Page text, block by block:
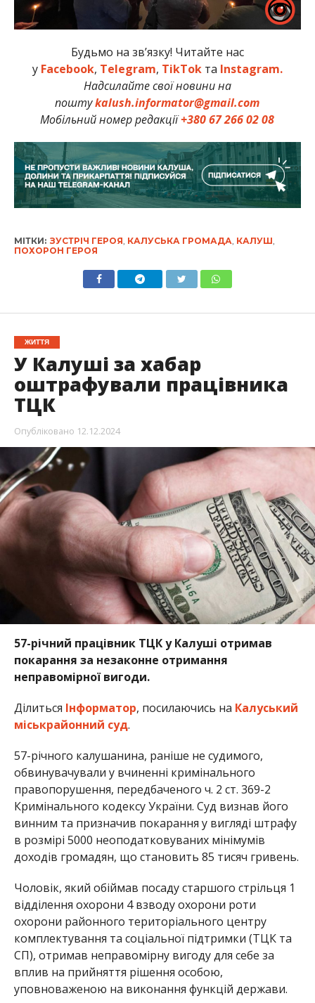
Будьмо на зв’язку! Читайте нас
у Facebook, Telegram, TikTokта Instagram.
Надсилайте свої новини на
поштуkalush.informator@gmail.com
Мобільний номер редакції+380 67 266 02 08
МІТКИ: ЗУСТРІЧ ГЕРОЯ КАЛУСЬКА ГРОМАДА КАЛУШ
ПОХОРОН ГЕРОЯ
ЖИТТЯ
У Калуші за хабар
оштрафували працівника
ТЦК
Опубліковано 12.12.2024
57-річний працівник ТЦК у Калуші отримав
покарання за незаконне отримання
неправомірної вигоди.
Ділиться Інформатор, посилаючись на Калуський
міськрайонний суд.
57-річного калушанина, раніше не судимого,
обвинувачували у вчиненні кримінального
правопорушення, передбаченого ч. 2 ст. 369-2
Кримінального кодексу України. Суд визнав його
винним та призначив покарання у вигляді штрафу
в розмірі 5000 неоподатковуваних мінімумів
доходів громадян, що становить 85 тисяч гривень.
Чоловік, який обіймав посаду старшого стрільця 1
відділення охорони 4 взводу охорони роти
охорони районного територіального центру
комплектування та соціальної підтримки (ТЦК та
СП), отримав неправомірну вигоду для себе за
вплив на прийняття рішення особою,
уповноваженою на виконання функцій держави.